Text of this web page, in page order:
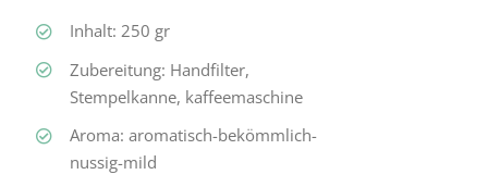
Inhalt: 250 gr
Zubereitung: Handfilter,
Stempelkanne, kaffeemaschine
Aroma: aromatisch-bekömmlich-
nussig-mild